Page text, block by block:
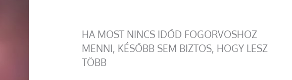
HA MOST NINCS IDŐD FOGORVOSHOZ
MENNI, KÉSŐBB SEM BIZTOS, HOGY LESZ
TÖBB